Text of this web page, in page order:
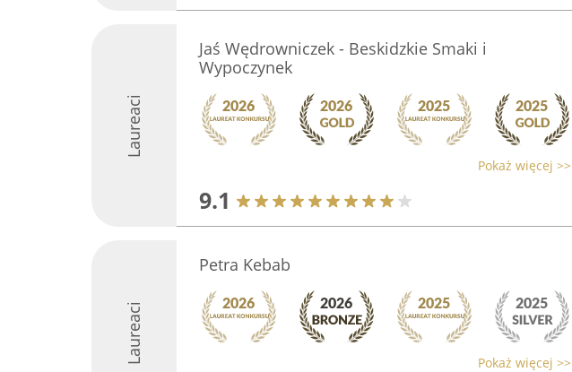
Laureaci
Jaś Wędrowniczek - Beskidzkie Smaki i
Wypoczynek
Pokaż więcej >>
9.1
Laureaci
Petra Kebab
Pokaż więcej >>